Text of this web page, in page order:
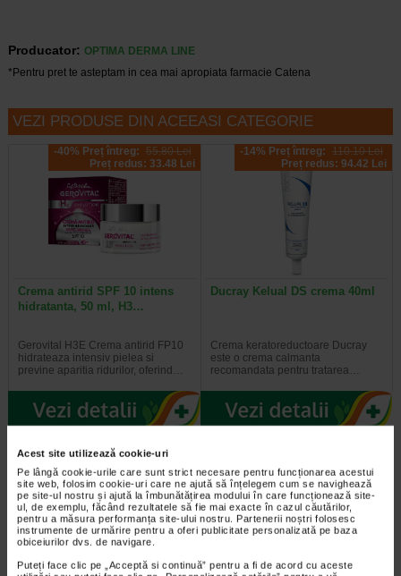
Acest site utilizează cookie-uri
Pe lângă cookie-urile care sunt strict necesare pentru funcționarea acestui
site web, folosim cookie-uri care ne ajută să înțelegem cum se navighează
pe site-ul nostru și ajută la îmbunătățirea modului în care funcționează site-
ul, de exemplu, făcând rezultatele să fie mai exacte în cazul căutărilor,
pentru a măsura performanța site-ului nostru. Partenerii noștri folosesc
instrumente de urmărire pentru a oferi publicitate personalizată pe baza
obiceiurilor dvs. de navigare.
Puteți face clic pe „Acceptă si continuă” pentru a fi de acord cu aceste
Producator: OPTIMA DERMA LINE
*Pentru pret te asteptam in cea mai apropiata farmacie Catena
VEZI PRODUSE DIN ACEEASI CATEGORIE
-40% Preț întreg: 55.80 Lei
Preț redus: 33.48 Lei
Crema antirid SPF 10 intens
hidratanta, 50 ml, H3…
Gerovital H3E Crema antirid FP10
hidrateaza intensiv pielea si
previne aparitia ridurilor, oferind…
-14% Preț întreg: 110.10 Lei
Preț redus: 94.42 Lei
Ducray Kelual DS crema 40ml
Crema keratoreductoare Ducray
este o crema calmanta
recomandata pentru tratarea…
-30% Preț întreg: 129,30 Lei
Preț redus: 90.51 Lei